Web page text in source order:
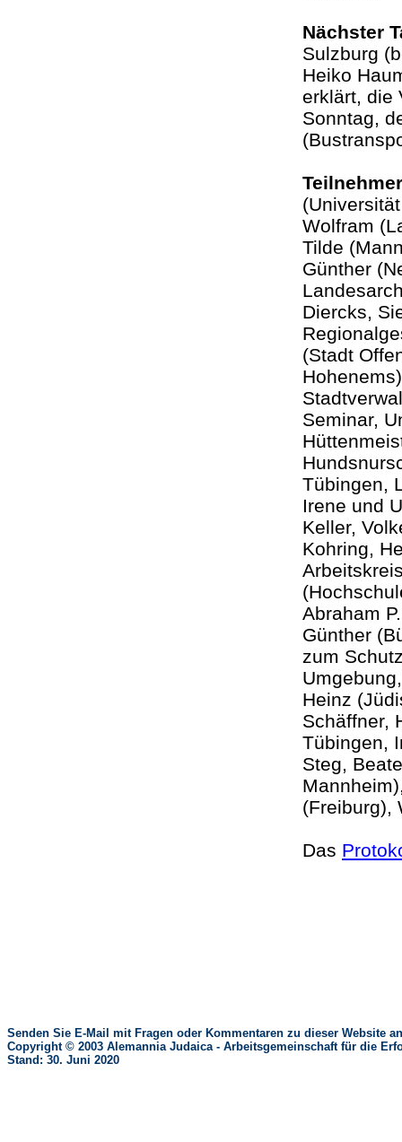
Nächster
Sulzburg
Heiko
erklärt, die
Sonntag,
Teilnehmer
Wolfram
Tilde
Günther
Diercks,
(Stadt
Seminar,
Tübingen,
Irene und
Keller,
Kohring,
Abraham
Günther
zum
Heinz
Schäffner,
Tübingen,
Steg,
(Freiburg),
Das
Senden Sie E-Mail mit Fragen oder Kommentaren zu dieser Website
Copyright © 2003 Alemannia Judaica - Arbeitsgemeinschaft für die
Stand: 30. Juni 2020